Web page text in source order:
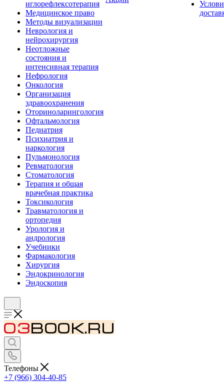
иглорефлексотерапия
Медицинское право
Методы визуализации
Неврология и
нейрохирургия
Неотложные
состояния и
интенсивная терапия
Нефрология
Онкология
Организация
здравоохранения
Оториноларингология
Офтальмология
Педиатрия
Психиатрия и
наркология
Пульмонология
Ревматология
Стоматология
Терапия и общая
врачебная практика
Токсикология
Травматология и
ортопедия
Урология и
андрология
Учебники
Фармакология
Хирургия
Эндокринология
Эндоскопия
Телефоны
+7 (966) 304-40-85